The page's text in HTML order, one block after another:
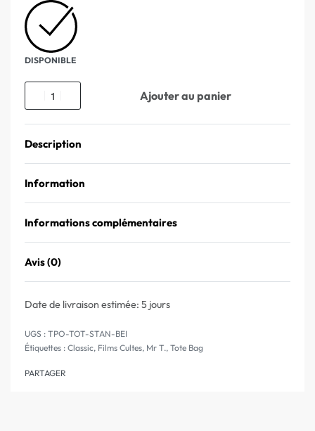
DISPONIBLE
Ajouter au panier
Description
Information
Informations complémentaires
Avis (0)
Date de livraison estimée: 5 jours
TPO-TOT-STAN-BEI
Étiquettes : Classic, Films Cultes, Mr T., Tote Bag
PARTAGER